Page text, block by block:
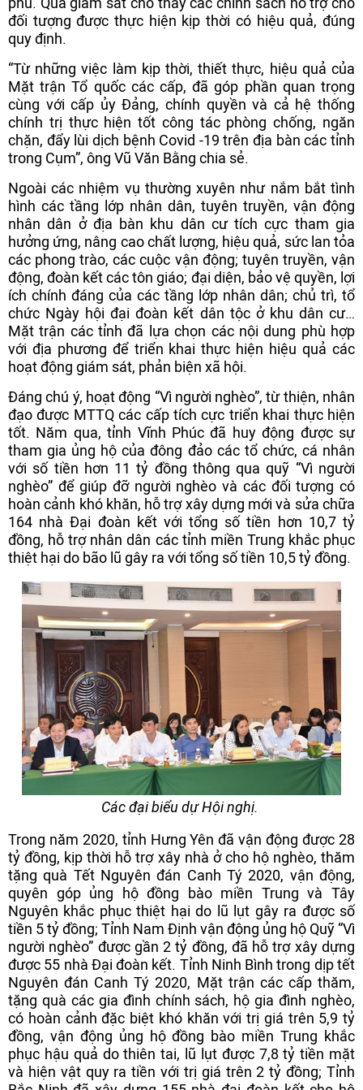
đối tượng được thực hiện kịp thời có hiệu quả, đúng
quy định.
“Từ những việc làm kịp thời, thiết thực, hiệu quả của
Mặt trận Tổ quốc các cấp, đã góp phần quan trọng
cùng với cấp ủy Đảng, chính quyền và cả hệ thống
chính trị thực hiện tốt công tác phòng chống, ngăn
chặn, đẩy lùi dịch bệnh Covid -19 trên địa bàn các tỉnh
trong Cụm”, ông Vũ Văn Bằng chia sẻ.
Ngoài các nhiệm vụ thường xuyên như nắm bắt tình
hình các tầng lớp nhân dân, tuyên truyền, vận động
nhân dân ở địa bàn khu dân cư tích cực tham gia
hưởng ứng, nâng cao chất lượng, hiệu quả, sức lan tỏa
các phong trào, các cuộc vận động; tuyên truyền, vận
động, đoàn kết các tôn giáo; đại diện, bảo vệ quyền, lợi
ích chính đáng của các tầng lớp nhân dân; chủ trì, tổ
chức Ngày hội đại đoàn kết dân tộc ở khu dân cư…
Mặt trận các tỉnh đã lựa chọn các nội dung phù hợp
với địa phương để triển khai thực hiện hiệu quả các
hoạt động giám sát, phản biện xã hội.
Đáng chú ý, hoạt động “Vì người nghèo”, từ thiện, nhân
đạo được MTTQ các cấp tích cực triển khai thực hiện
tốt. Năm qua, tỉnh Vĩnh Phúc đã huy động được sự
tham gia ủng hộ của đông đảo các tổ chức, cá nhân
với số tiền hơn 11 tỷ đồng thông qua quỹ “Vì người
nghèo” để giúp đỡ người nghèo và các đối tượng có
hoàn cảnh khó khăn, hỗ trợ xây dựng mới và sửa chữa
164 nhà Đại đoàn kết với tổng số tiền hơn 10,7 tỷ
đồng, hỗ trợ nhân dân các tỉnh miền Trung khắc phục
thiệt hại do bão lũ gây ra với tổng số tiền 10,5 tỷ đồng.
Các đại biểu dự Hội nghị.
Trong năm 2020, tỉnh Hưng Yên đã vận động được 28
tỷ đồng, kịp thời hỗ trợ xây nhà ở cho hộ nghèo, thăm
tặng quà Tết Nguyên đán Canh Tý 2020, vận động,
quyên góp ủng hộ đồng bào miền Trung và Tây
Nguyên khắc phục thiệt hại do lũ lụt gây ra được số
tiền 5 tỷ đồng; Tỉnh Nam Định vận động ủng hộ Quỹ “Vì
người nghèo” được gần 2 tỷ đồng, đã hỗ trợ xây dựng
được 55 nhà Đại đoàn kết. Tỉnh Ninh Bình trong dịp tết
Nguyên đán Canh Tý 2020, Mặt trận các cấp thăm,
tặng quà các gia đình chính sách, hộ gia đình nghèo,
có hoàn cảnh đặc biệt khó khăn với trị giá trên 5,9 tỷ
đồng, vận động ủng hộ đồng bào miền Trung khắc
phục hậu quả do thiên tai, lũ lụt được 7,8 tỷ tiền mặt
và hiện vật quy ra tiền với trị giá trên 2 tỷ đồng; Tỉnh